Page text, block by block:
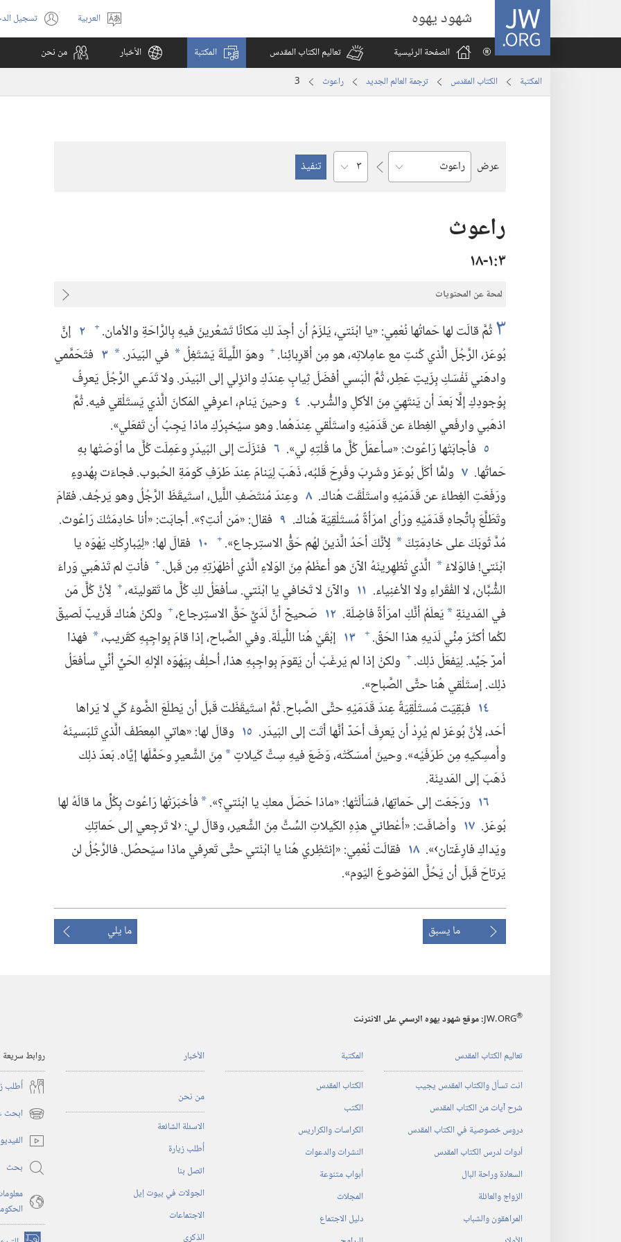
JW.ORG شهود يهوه
اختر
اللغة
العربية تسجيل(يفتح
نافذة
الصفحة الرئيسية
تعاليم الكتاب المقدس المكتبة الأخبار من نحن
المكتبة الكتاب المقدس ترجمة العالم الجديد راعوث 3
عرض
السفر
الفصل
راعوث
٣‏:‏١‏-١٨
لمحة عن المحتويات
٣ثُمَّ قالَت لها حَماتُها نُعْمِي:‏ «يا ابْنَتي،‏ يَلزَمُ أن أجِدَ لكِ مَكانًا تَشعُرينَ فيهِ بِالرَّاحَةِ والأمان.‏ + ٢ إنَّ
بُوعَز،‏ الرَّجُلَ الَّذي كُنتِ مع عامِلاتِه،‏ هو مِن أقرِبائِنا.‏ + وهوَ اللَّيلَةَ يَشتَغِلُ * في البَيدَر.‏ * ٣ فتَحَمَّمي
وادهَني نَفْسَكِ بِزَيتٍ عَطِر،‏ ثُمَّ الْبَسي أفضَلَ ثِيابٍ عِندَكِ وانزِلي إلى البَيدَر.‏ ولا تَدَعي الرَّجُلَ يَعرِفُ
بِوُجودِكِ إلَّا بَعدَ أن يَنتَهِيَ مِنَ الأكلِ والشُّرب.‏ ٤ وحينَ يَنام،‏ اعرِفي المَكانَ الَّذي يَستَلْقي فيه.‏ ثُمَّ
اذهَبي وارفَعي الغِطاءَ عن قَدَمَيْهِ واستَلْقي عِندَهُما.‏ وهو سيُخبِرُكِ ماذا يَجِبُ أن تَفعَلي».‏
٥ فأجابَتْها رَاعُوث:‏ «سأعمَلُ كُلَّ ما قُلتِهِ لي».‏ ٦ فنَزَلَت إلى البَيدَرِ وعَمِلَت كُلَّ ما أوْصَتْها بهِ
حَماتُها.‏ ٧ ولمَّا أكَلَ بُوعَز وشَرِبَ وفَرِحَ قَلبُه،‏ ذَهَبَ لِيَنامَ عِندَ طَرَفِ كَومَةِ الحُبوب.‏ فجاءَت بِهُدوءٍ
ورَفَعَتِ الغِطاءَ عن قَدَمَيْهِ واستَلْقَت هُناك.‏ ٨ وعِندَ مُنتَصَفِ اللَّيل،‏ استَيقَظَ الرَّجُلُ وهو يَرجُف.‏ فقامَ
وتَطَلَّعَ بِاتِّجاهِ قَدَمَيْهِ ورَأى امرَأةً مُستَلْقِيَة هُناك.‏ ٩ فقال:‏ «مَن أنتِ؟‏».‏ أجابَت:‏ «أنا خادِمَتُكَ رَاعُوث.‏
مُدَّ ثَوبَكَ على خادِمَتِكَ * لِأنَّكَ أحَدُ الَّذينَ لهُم حَقُّ الاستِرجاع».‏ + ١٠ فقالَ لها:‏ «لِيُبارِكْكِ يَهْوَه يا
ابْنَتي!‏ فالوَلاءُ * الَّذي تُظهِرينَهُ الآنَ هو أعظَمُ مِنَ الوَلاءِ الَّذي أظهَرْتِهِ مِن قَبل.‏ + فأنتِ لم تَذهَبي وَراءَ
الشُّبَّان،‏ لا الفُقَراءِ ولا الأغنِياء.‏ ١١ والآنَ لا تَخافي يا ابْنَتي.‏ سأفعَلُ لكِ كُلَّ ما تَقولينَه،‏+ لِأنَّ كُلَّ مَن
في المَدينَةِ * يَعلَمُ أنَّكِ امرَأةٌ فاضِلَة.‏ ١٢ صَحيحٌ أنَّ لَدَيَّ حَقَّ الاستِرجاع،‏+ ولكنْ هُناك قَريبٌ لَصيقٌ
لكُما أكثَرَ مِنِّي لَدَيهِ هذا الحَقّ.‏ + ١٣ إبْقَيْ هُنا اللَّيلَة.‏ وفي الصَّباح،‏ إذا قامَ بِواجِبِهِ كقَريب،‏* فهذا
أمرٌ جَيِّد.‏ لِيَفعَلْ ذلِك.‏ + ولكنْ إذا لم يَرغَبْ أن يَقومَ بِواجِبِهِ هذا،‏ أحلِفُ بِيَهْوَه الإلهِ الحَيِّ أنِّي سأفعَلُ
ذلِك.‏ إستَلْقي هُنا حتَّى الصَّباح».‏
١٤ فبَقِيَت مُستَلْقِيَةً عِندَ قَدَمَيْهِ حتَّى الصَّباح.‏ ثُمَّ استَيقَظَت قَبلَ أن يَطلَعَ الضَّوءُ كَي لا يَراها
أحَد،‏ لِأنَّ بُوعَز لم يُرِدْ أن يَعرِفَ أحَدٌ أنَّها أتَت إلى البَيدَر.‏ ١٥ وقالَ لها:‏ «هاتي المِعطَفَ الَّذي تَلبَسينَهُ
وأَمسِكيهِ مِن طَرَفَيْه».‏ وحينَ أمسَكَتْه،‏ وَضَعَ فيهِ سِتَّ كَيلاتٍ * مِنَ الشَّعيرِ وحَمَّلَها إيَّاه.‏ بَعدَ ذلِك
ذَهَبَ إلى المَدينَة.‏
١٦ ورَجَعَت إلى حَماتِها،‏ فسَألَتْها:‏ «ماذا حَصَلَ معكِ يا ابْنَتي؟‏».‏ *فأخبَرَتْها رَاعُوث بِكُلِّ ما قالَهُ لها
بُوعَز.‏ ١٧ وأضافَت:‏ «أعْطاني هذِهِ الكَيلاتِ السِّتَّ مِنَ الشَّعير،‏ وقالَ لي:‏ ‹لا تَرجِعي إلى حَماتِكِ
ويَداكِ فارِغَتان›».‏ ١٨ فقالَت نُعْمِي:‏ «إنتَظِري هُنا يا ابْنَتي حتَّى تَعرِفي ماذا سيَحصُل.‏ فالرَّجُلُ لن
يَرتاحَ قَبلَ أن يَحُلَّ المَوْضوعَ اليَوم».‏
ما يسبق ما يلي
JW.ORG® :‏ موقع شهود يهوه الرسمي على الانترنت
تعاليم الكتاب المقدس
انت تسأل والكتاب المقدس يجيب
شرح آيات من الكتاب المقدس
دروس خصوصية في الكتاب المقدس
أدوات لدرس الكتاب المقدس
السعادة وراحة البال
الزواج والعائلة
المراهقون والشباب
المكتبة
الكتاب المقدس
الكتب
الكراسات والكراريس
النشرات والدعوات
أبواب متنوعة
المجلات
دليل الاجتماع
الأخبار
من نحن
الاسئلة الشائعة
أُطلب زيارة
اتصل بنا
الجولات في بيوت إيل
الاجتماعات
الذكرى
روابط سريعة
أُطلب
ابحث (يفتح
نافذة
جديدة)
بحث